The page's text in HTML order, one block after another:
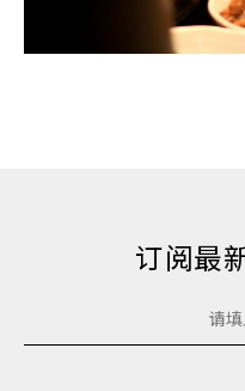
订阅最